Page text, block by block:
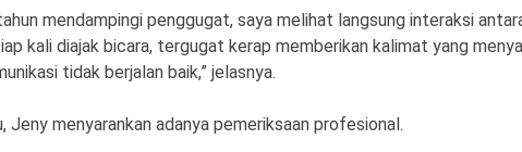
mendampingi penggugat, saya melihat langsung interaksi
kali diajak bicara, tergugat kerap memberikan kalimat yang
tidak berjalan baik,” jelasnya.
Jeny menyarankan adanya pemeriksaan profesional.